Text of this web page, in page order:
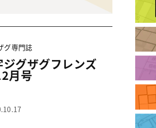
グ専門誌
グザグフレンズ
月号